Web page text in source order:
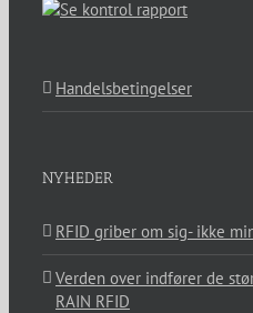
Handelsbetingelser
NYHEDER
RFID griber om sig- ikke
Verden over indfører de
RAIN RFID